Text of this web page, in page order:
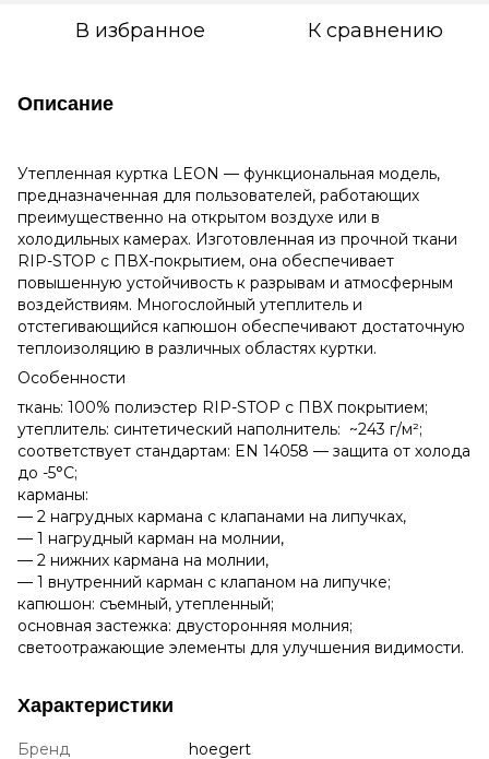
В избранное К сравнению
Описание
Утепленная куртка LEON — функциональная модель,
предназначенная для пользователей, работающих
преимущественно на открытом воздухе или в
холодильных камерах. Изготовленная из прочной ткани
RIP-STOP с ПВХ-покрытием, она обеспечивает
повышенную устойчивость к разрывам и атмосферным
воздействиям. Многослойный утеплитель и
отстегивающийся капюшон обеспечивают достаточную
теплоизоляцию в различных областях куртки.
Особенности
ткань: 100% полиэстер RIP-STOP с ПВХ покрытием;
утеплитель: синтетический наполнитель: ~243 г/м²;
соответствует стандартам: EN 14058 — защита от холода
до -5°C;
карманы:
— 2 нагрудных кармана с клапанами на липучках,
— 1 нагрудный карман на молнии,
— 2 нижних кармана на молнии,
— 1 внутренний карман с клапаном на липучке;
капюшон: съемный, утепленный;
основная застежка: двусторонняя молния;
светоотражающие элементы для улучшения видимости.
Характеристики
Бренд hoegert